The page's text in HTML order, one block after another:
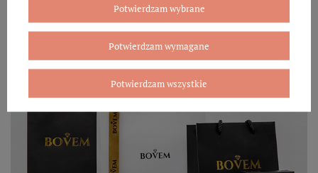
Potwierdzam wybrane
Potwierdzam wymagane
Potwierdzam wszystkie